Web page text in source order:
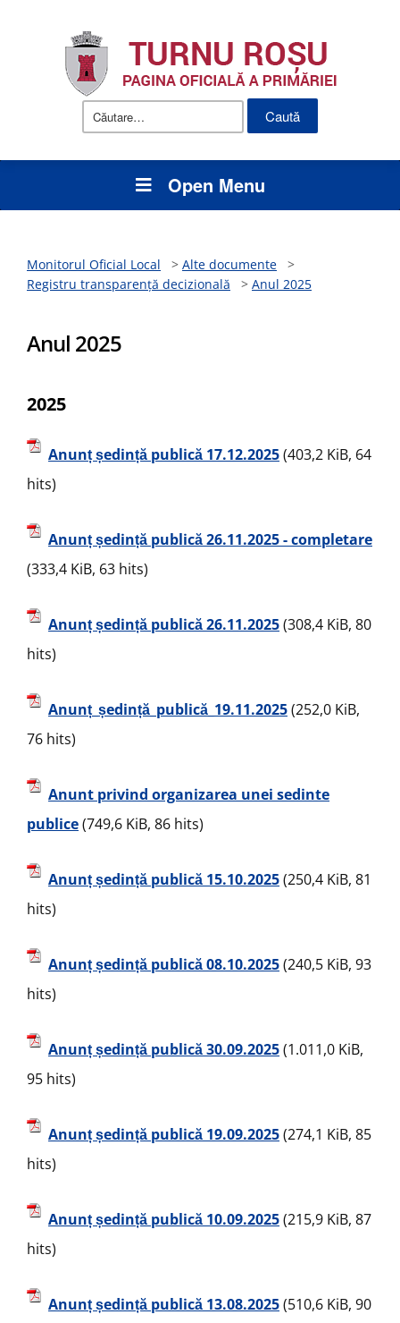
Caută
Open Menu
Monitorul Oficial Local > Alte documente
>
Registru transparență decizională
> Anul 2025
Anul 2025
2025
Anunț ședință publică 17.12.2025(403,2 KiB, 64
hits)
Anunț ședință publică 26.11.2025 - completare
(333,4 KiB, 63 hits)
Anunț ședință publică 26.11.2025(308,4 KiB, 80
hits)
Anunț_ședință_publică_19.11.2025(252,0 KiB,
76 hits)
Anunt privind organizarea unei sedinte
publice(749,6 KiB, 86 hits)
Anunț ședință publică 15.10.2025(250,4 KiB, 81
hits)
Anunț ședință publică 08.10.2025(240,5 KiB, 93
hits)
Anunț ședință publică 30.09.2025(1.011,0 KiB,
95 hits)
Anunț ședință publică 19.09.2025(274,1 KiB, 85
hits)
Anunț ședință publică 10.09.2025(215,9 KiB, 87
hits)
Anunț ședință publică 13.08.2025(510,6 KiB, 90